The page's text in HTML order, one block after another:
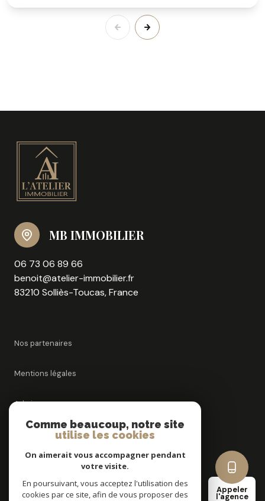
Appeler
l'agence
MB IMMOBILIER
06 73 06 89 66
benoit@atelier-immobilier.fr
83210 Solliès-Toucas, France
Nos partenaires
Mentions légales
Admin
Nos honoraires
Cookies
Comme beaucoup, notre site
utilise les cookies
On aimerait vous accompagner pendant
votre visite.
En poursuivant, vous acceptez l'utilisation des
cookies par ce site, afin de vous proposer des